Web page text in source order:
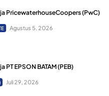
PricewaterhouseCoopers (PwC)
Agustus 5, 2026
PT EPSON BATAM (PEB)
Juli 29, 2026